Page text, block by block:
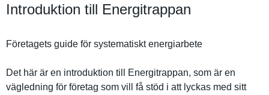
Introduktion till Energitrappan
Företagets guide för systematis­kt energiarbe­te
Det här är en introdukti­on till Energitrap­pan, som är en
vägledning för företag som vill få stöd i att lyckas med sitt